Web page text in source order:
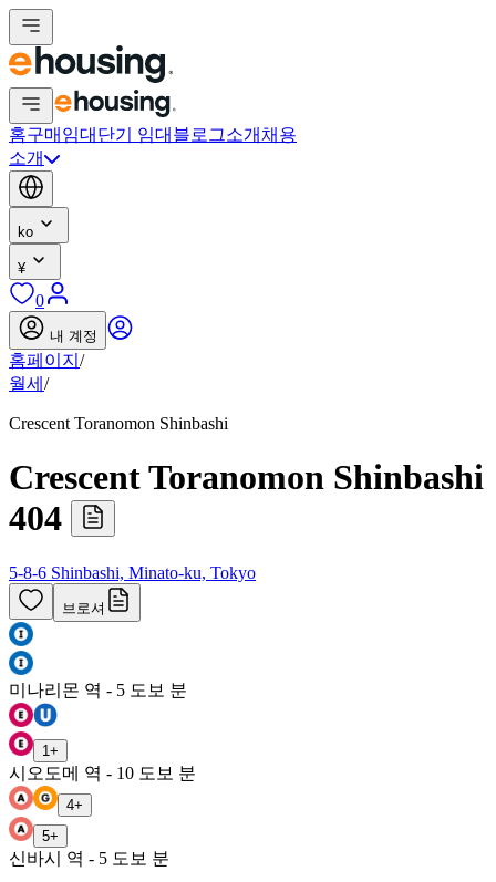
홈구매 임대 단기 임대 블로그소개 채용
소개
ko
¥
0
내 계정
홈페이지 /
월세 /
Crescent Toranomon Shinbashi
Crescent Toranomon Shinbashi
404
5-8-6 Shinbashi, Minato-ku, Tokyo
브로셔
미나리몬 역 - 5 도보 분
1 +
시오도메 역 - 10 도보 분
4+
5+
신바시 역 - 5 도보 분